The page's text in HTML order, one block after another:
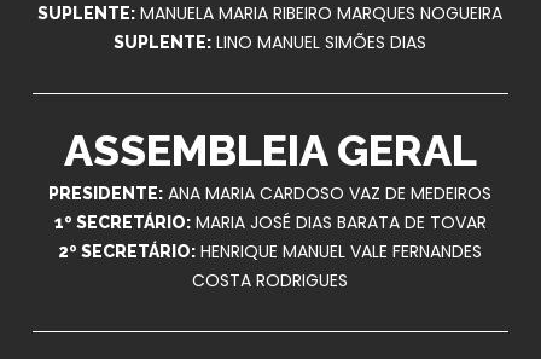
SUPLENTE: MANUELA MARIA RIBEIRO MARQUES NOGUEIRA
SUPLENTE: LINO MANUEL SIMÕES DIAS
ASSEMBLEIA GERAL
PRESIDENTE: ANA MARIA CARDOSO VAZ DE MEDEIROS
1º SECRETÁRIO:MARIA JOSÉ DIAS BARATA DE TOVAR
2º SECRETÁRIO: HENRIQUE MANUEL VALE FERNANDES
COSTA RODRIGUES